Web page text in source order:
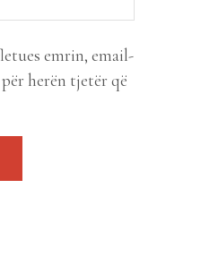
emrin, email-
herën tjetër që